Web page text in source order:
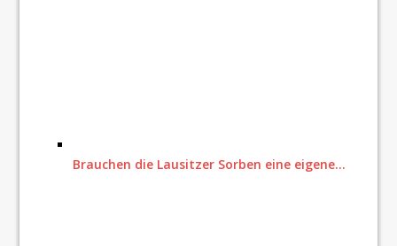
Brauchen die Lausitzer Sorben eine eigene…